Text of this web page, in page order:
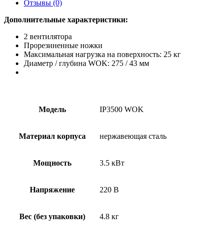
Отзывы (0)
Дополнительные характеристики:
2 вентилятора
Прорезиненные ножки
Максимальная нагрузка на поверхность: 25 кг
Диаметр / глубина WOK: 275 / 43 мм
Модель IP3500 WOK
Материал корпуса нержавеющая сталь
Мощность 3.5 кВт
Напряжение 220 В
Вес (без упаковки) 4.8 кг